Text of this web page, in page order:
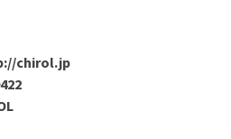
chirol.jp